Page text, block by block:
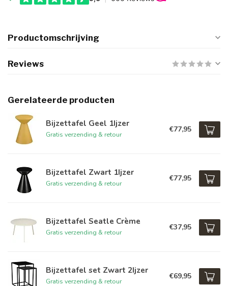
Productomschrijving
Reviews
Gerelateerde producten
Bijzettafel Geel 1Ijzer
Gratis verzending & retour
€77,95
Bijzettafel Zwart 1Ijzer
Gratis verzending & retour
€77,95
Bijzettafel Seatle Crème
Gratis verzending & retour
€37,95
Bijzettafel set Zwart 2Ijzer
Gratis verzending & retour
€69,95